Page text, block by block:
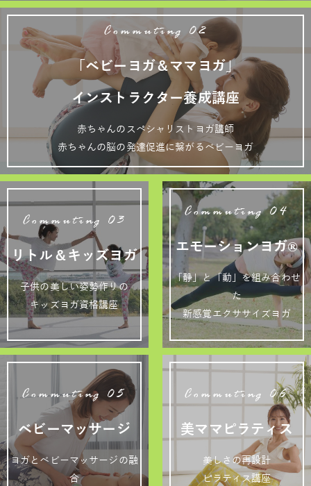
Commuting 02
「ベビーヨガ＆ママヨガ」
インストラクター養成講座
赤ちゃんのスペシャリストヨガ講師
赤ちゃんの脳の発達促進に繋がるベビーヨガ
Commuting 03
リトル＆キッズヨガ
子供の美しい姿勢作りの
キッズヨガ資格講座
Commuting 04
エモーションヨガ®
「静」と「動」を組み合わせ
た
新感覚エクササイズヨガ
Commuting 05
ベビーマッサージ
ヨガとベビーマッサージの融
合
Commuting 06
美ママピラティス
美しさの再設計
ピラティス講座